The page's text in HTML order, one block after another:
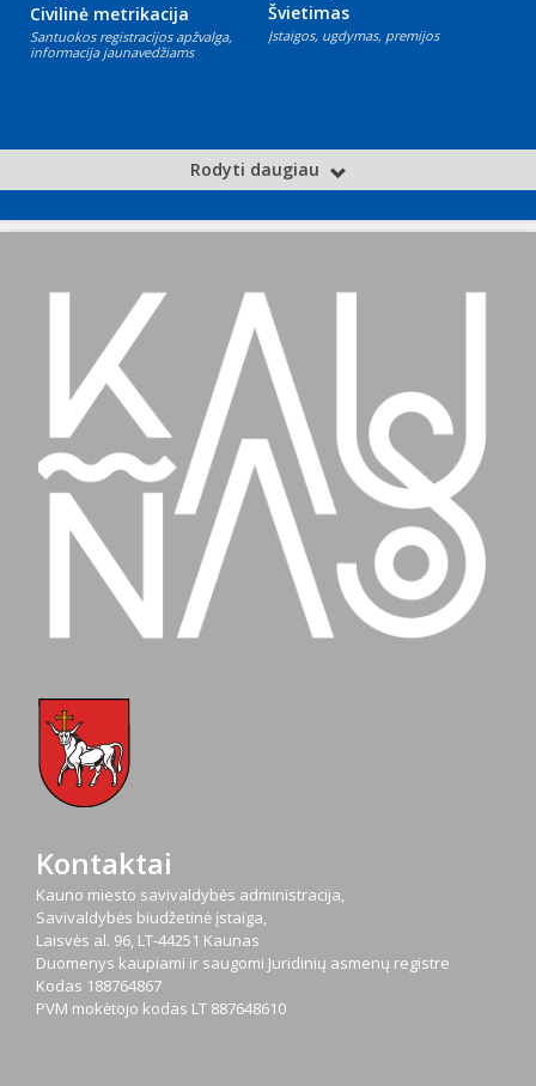
Civilinė metrikacija
Santuokos registracijos apžvalga,
informacija jaunavedžiams
Švietimas
Įstaigos, ugdymas, premijos
Rodyti daugiau
Kontaktai
Kauno miesto savivaldybės administracija,
Savivaldybės biudžetinė įstaiga,
Laisvės al. 96, LT-44251 Kaunas
Duomenys kaupiami ir saugomi Juridinių asmenų registre
Kodas 188764867
PVM mokėtojo kodas LT 887648610